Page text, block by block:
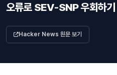
오류로 SEV-SNP 우회하기
Hacker News 원문 보기